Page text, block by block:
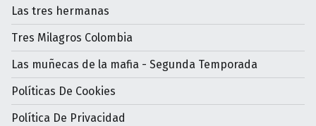
Las tres hermanas
Tres Milagros Colombia
Las muñecas de la mafia - Segunda Temporada
Políticas De Cookies
Política De Privacidad